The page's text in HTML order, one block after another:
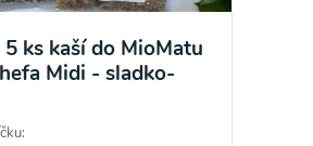
5 ks kaší do MioMatu
Midi - sladko-